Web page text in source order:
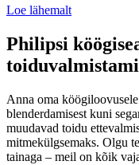
Loe lähemalt
Philipsi
Anna oma
blenderdamisest kuni
muudavad toidu
mitmekülgsemaks. Olgu
tainaga – meil on kõik